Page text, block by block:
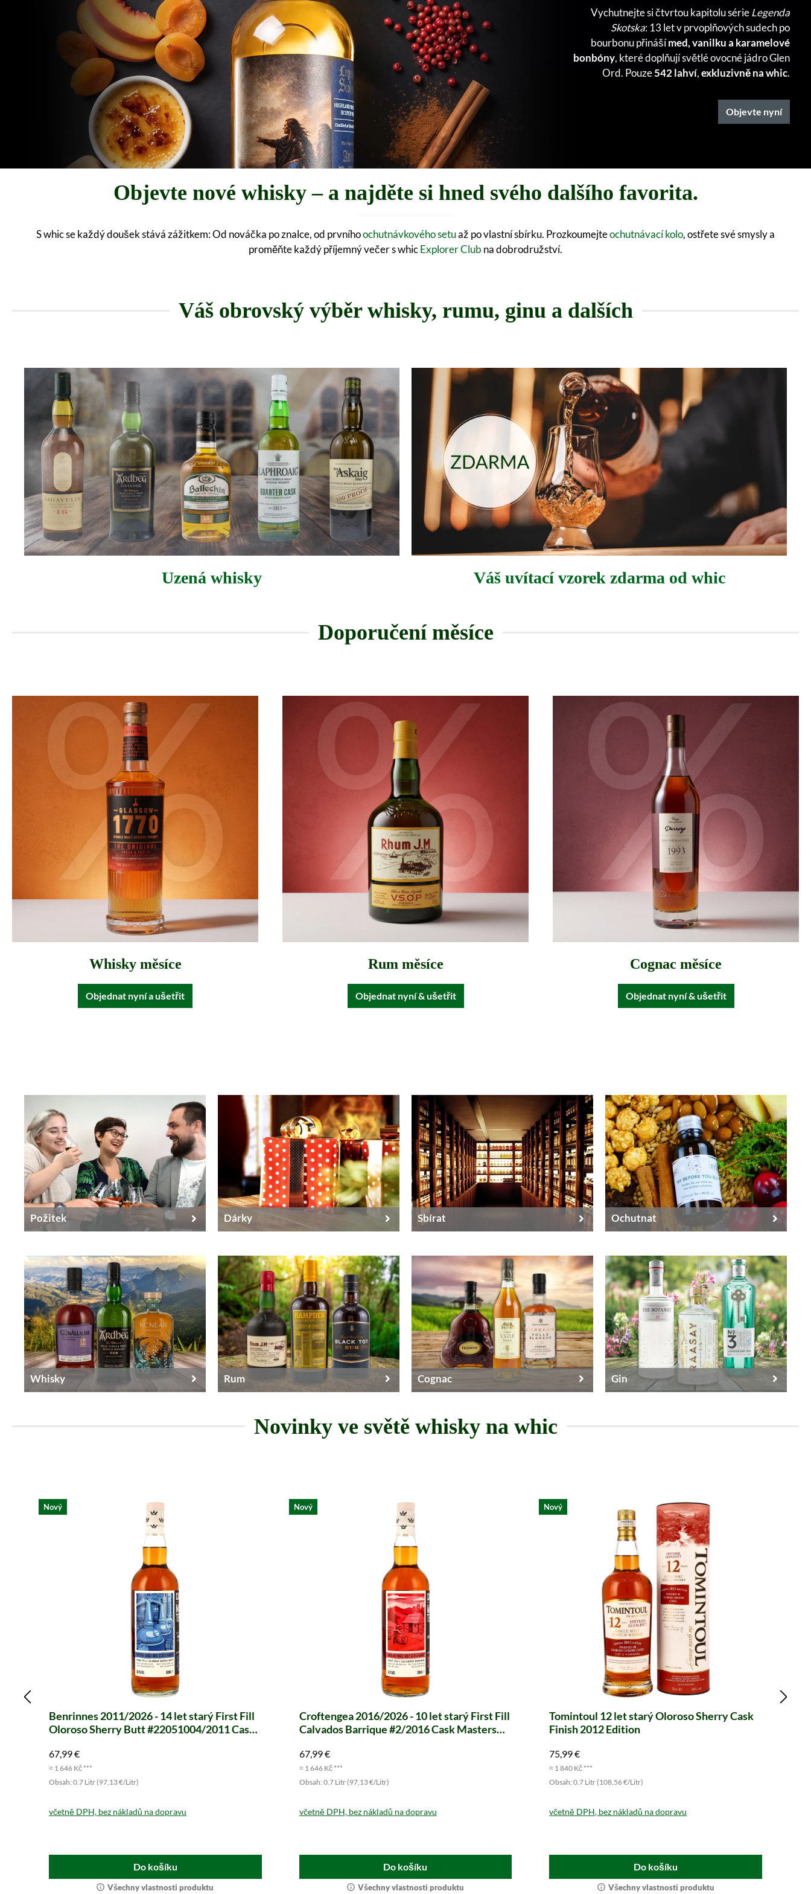
Vychutnejte si čtvrtou kapitolu sérieLegenda
Skotska: 13 let v prvoplňových sudech po
bourbonu přinášímed, vanilku a karamelové
bonbóny, které doplňují světlé ovocné jádro Glen
Ord. Pouze542 lahví,exkluzivně na whic.
Objevte nyní
Objevte nové whisky – a najděte si hned svého dalšího favorita.
S whic se každý doušek stává zážitkem: Od nováčka po znalce, od prvníhoochutnávkového setuaž po vlastní sbírku. Prozkoumejteochutnávací kolo, ostřete své smysly a
proměňte každý příjemný večer s whicExplorer Club na dobrodružství.
Váš obrovský výběr whisky, rumu, ginu a dalších
Uzená whisky Váš uvítací vzorek zdarma od whic
Doporučení měsíce
Whisky měsíce
Objednat nyní a ušetřit
Rum měsíce
Objednat nyní & ušetřit
Cognac měsíce
Objednat nyní & ušetřit
Požitek Dárky Sbírat Ochutnat
Whisky Rum Cognac Gin
Novinky ve světě whisky na whic
Přeskočit produktovou galerii
Nový
Benrinnes 2011/2026 - 14 let starý First Fill
Oloroso Sherry Butt #22051004/2011 Cask
67,99 €
≈ 1 646 Kč ***
Obsah: 0.7 Litr (97,13 €/Litr)
včetně DPH, bez nákladů na dopravu
Do košíku
Všechny vlastnosti produktu
Nový
Croftengea 2016/2026 - 10 let starý First Fill
Calvados Barrique #2/2016 Cask Masters
67,99 €
≈ 1 646 Kč ***
Obsah: 0.7 Litr (97,13 €/Litr)
včetně DPH, bez nákladů na dopravu
Do košíku
Všechny vlastnosti produktu
Nový
Tomintoul 12 let starý Oloroso Sherry Cask
Finish 2012 Edition
75,99 €
≈ 1 840 Kč ***
Obsah: 0.7 Litr (108,56 €/Litr)
včetně DPH, bez nákladů na dopravu
Do košíku
Všechny vlastnosti produktu